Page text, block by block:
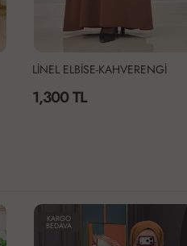
LİNEL ELBİSE-CAMEL
1,300 TL
KARGO
BEDAVA